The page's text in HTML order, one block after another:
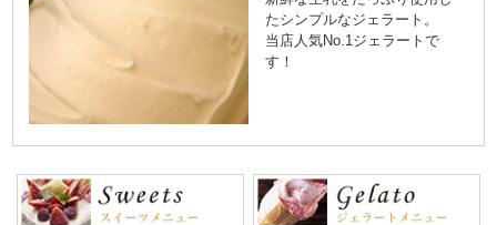
たシンプルなジェラート。
当店人気No.1ジェラートで
す！